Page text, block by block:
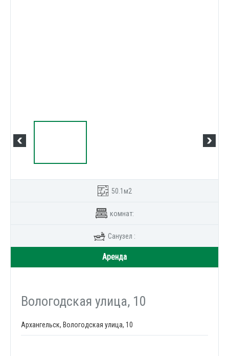
50.1м2
комнат:
Санузел :
Аренда
Вологодская улица, 10
Архангельск, Вологодская улица, 10